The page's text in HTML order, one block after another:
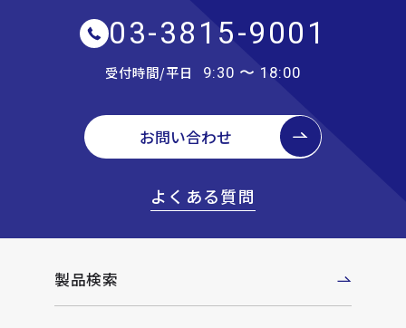
03-3815-9001
受付時間/平日 9:30 〜 18:00
お問い合わせ
よくある質問
製品検索